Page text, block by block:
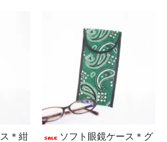
＊紺
ソフト眼鏡ケース＊グ